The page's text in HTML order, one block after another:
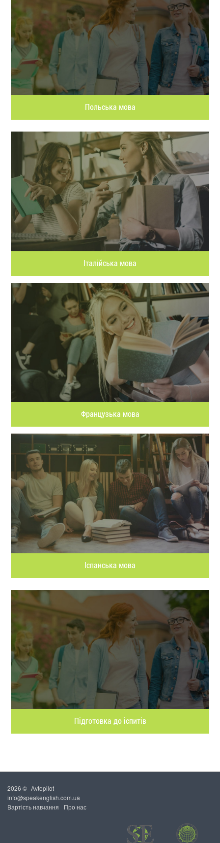
Польська мова
Італійська мова
Французька мова
Іспанська мова
Підготовка до іспитів
2026 © Avtopilot
info@speakenglish.com.ua
Вартість навчання
Про нас